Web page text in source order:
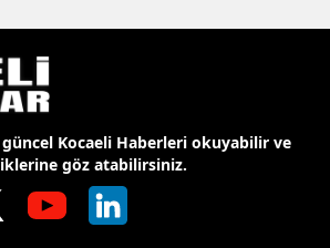
Kocaeli Haberleri okuyabilir ve
göz atabilirsiniz.